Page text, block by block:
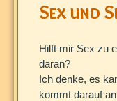
Sex und
Hilft mir Sex zu
daran?
Ich denke, es
kommt darauf